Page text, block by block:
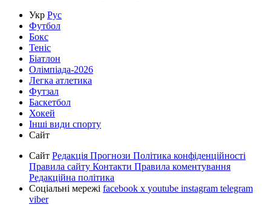
Укр Рус
Футбол
Бокс
Теніс
Біатлон
Олімпіада-2026
Легка атлетика
Футзал
Баскетбол
Хокей
Інші види спорту
Сайт
Сайт Редакція Прогнози Політика конфіденційності
Правила сайту Контакти Правила коментування
Редакційна політика
Соціальні мережі facebook x youtube instagram telegram
viber